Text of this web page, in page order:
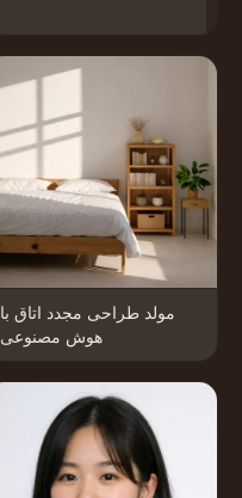
مولد طراحی مجدد اتاق با
هوش مصنوعی